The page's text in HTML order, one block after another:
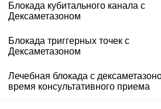
Блокада кубитального канала с
Дексаметазоном
Блокада триггерных точек с
Дексаметазоном
Лечебная блокада с
время консультативного приема